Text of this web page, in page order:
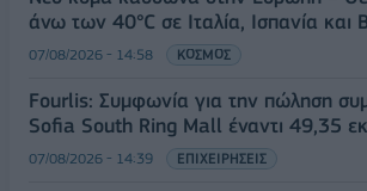
άνω των 40°C σε Ιταλία, Ισπανία και
07/08/2026 - 14:58 ΚΟΣΜΟΣ
Fourlis: Συμφωνία για την πώληση
Sofia South Ring Mall έναντι 49,35
07/08/2026 - 14:39 ΕΠΙΧΕΙΡΗΣΕΙΣ